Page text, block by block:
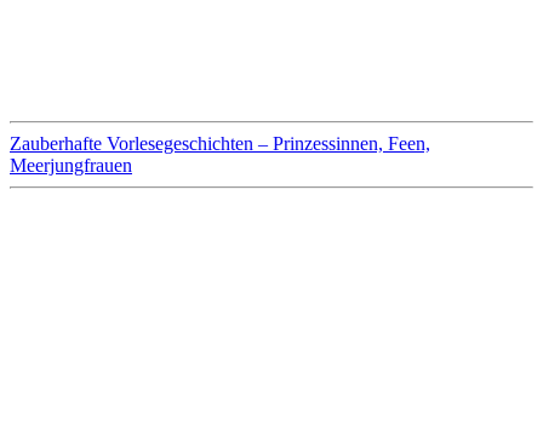
Zauberhafte Vorlesegeschichten – Prinzessinnen, Feen,
Meerjungfrauen